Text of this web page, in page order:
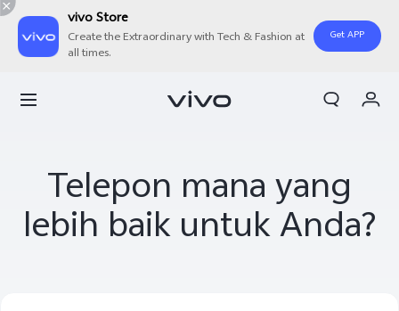
vivo Store
Create the Extraordinary with Tech & Fashion at
all times.
Get APP
Akun Saya
Telepon mana yang
lebih baik untuk Anda?